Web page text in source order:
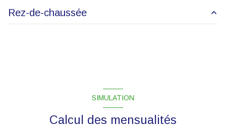
exposition Sud-Est
Rez-de-chaussée
SIMULATION
Calcul des mensualités